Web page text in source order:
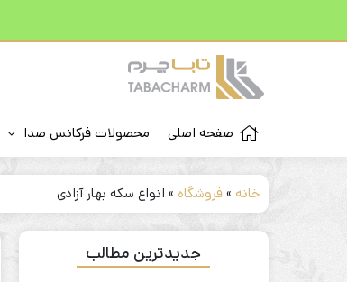
صفحه اصلی محصولات فرکانس صدا
خانه »فروشگاه » انواع سکه بهار آزادی
جدیدترین مطالب